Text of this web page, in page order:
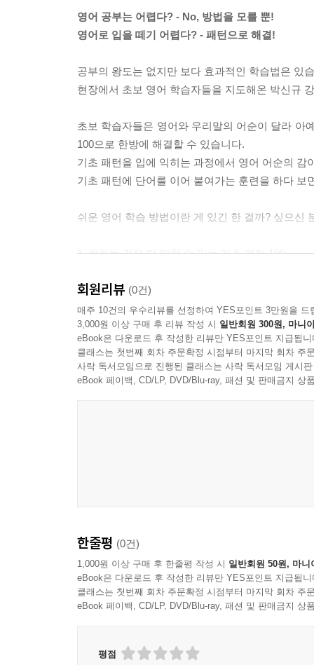
pattern 50 | Can you / tell / me / 목적어 / 확장어구
pattern 51 | Do you / want / to부정사 / 확장어구
pattern 53 | Do you / have / to부정사 / 확장어구
pattern 54 | Do you / need / to부정사 / 확장어구
pattern 56 | You / have / to부정사 / 확장어구
pattern 57 | You / don’t have / to부정사 / 확장어구
pattern 58 | You / should / 동사 / 확장어구
pattern 59 | You / shouldn’t / 동사 / 확장어구
pattern 61 | Who / is (are) / 명사/대명사 / 확장어구
pattern 65 | Who / will / 동사 / 확장어구
pattern 67 | Where / do you / 동사 / 확장어구
pattern 68 | Where / did you / 동사 / 확장어구
pattern 69 | Where / should I / 동사 / 확장어구
pattern 70 | Where / can I / 동사 / 확장어구
pattern 79 | Why / did you / 동사 / 확장어구
pattern 80 | Why / didn’t you / 동사 / 확장어구
pattern 81 | What / is / 명사/대명사 / 확장어구
pattern 82 | What / is / your / 명사 / 확장어구
pattern 83 | What / do you / 동사 / 확장어구
pattern 85 | What about / 동명사 / 확장어구
영어 공부는 어렵다? - No, 방법을 모를 뿐!
영어로 입을 떼기 어렵다? - 패턴으로 해결!
공부의 왕도는 없지만 보다 효과적인 학습법은 있
현장에서 초보 영어 학습자들을 지도해온 박신규
초보 학습자들은 영어와 우리말의 어순이 달라 아
100으로 한방에 해결할 수 있습니다.
기초 패턴을 입에 익히는 과정에서 영어 어순의 감
기초 패턴에 단어를 이어 붙여가는 훈련을 하다 보
쉬운 영어 학습 방법이란 게 있긴 한 걸까? 싶으신
1. 원하는 것은 다 말할 수 있는 기초 패턴 100
가장 많이 쓰이는 기초 패턴 100을 선정하였습니다.
2. 한 단어씩 더해가며 문장으로 완성하기
기초 패턴에 한 단어, 두 단어만 더해도 말하고 싶
세 단어, 네 단어를 더하는 연습을 계속하면 영어에
3. 영어식 어순에 따른 우리말-영어 말하기 연습
영어식 어순으로 배열된 우리말 문장을 보며 영작
회원리뷰 (0건)
매주 10건의 우수리뷰를 선정하여 YES포인트 3만원을 드
3,000원 이상 구매 후 리뷰 작성 시 일반회원 300원, 마니
eBook은 다운로드 후 작성한 리뷰만 YES포인트 지급됩니
클래스는 첫번째 회차 주문확정 시점부터 마지막 회차 주
사락 독서모임으로 진행된 클래스는 사락 독서모임 게시
eBook 페이백, CD/LP, DVD/Blu-ray, 패션 및 판매금지 상
한줄평 (0건)
1,000원 이상 구매 후 한줄평 작성 시 일반회원 50원, 마니
eBook은 다운로드 후 작성한 리뷰만 YES포인트 지급됩니
클래스는 첫번째 회차 주문확정 시점부터 마지막 회차 주
eBook 페이백, CD/LP, DVD/Blu-ray, 패션 및 판매금지 상
평점